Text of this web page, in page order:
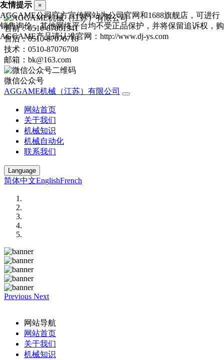
售前：0510-87061341
售后：0510-87076718
技术：0510-87076708
邮箱：bk@163.com
微信公众号
AGGAME机械（江苏）有限公司
网站首页
关于我们
机械知识
机械自动化
联系我们
Language
简体中文EnglishFrench
Previous Next
网站导航
网站首页
关于我们
机械知识
友情提示 ×
AGGAME公司官方宣传网站为公司官网和1688旗舰店，可进行
销售询价，其他网络平台均不受正品保护，并将保留追诉权，购
AGGAME产品请认准官网：http://www.dj-ys.com